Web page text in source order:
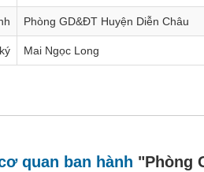
Phòng GD&ĐT Huyện Diễn Châu
Mai Ngọc Long
quan ban hành "Phòng